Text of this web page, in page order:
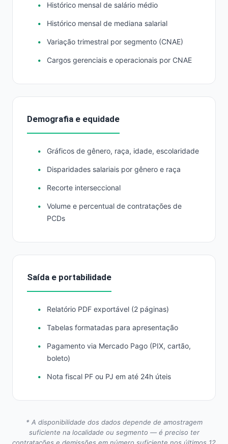
Histórico mensal de salário médio
Histórico mensal de mediana salarial
Variação trimestral por segmento (CNAE)
Cargos gerenciais e operacionais por CNAE
Demografia e equidade
Gráficos de gênero, raça, idade, escolaridade
Disparidades salariais por gênero e raça
Recorte interseccional
Volume e percentual de contratações de
PCDs
Saída e portabilidade
Relatório PDF exportável (2 páginas)
Tabelas formatadas para apresentação
Pagamento via Mercado Pago (PIX, cartão,
boleto)
Nota fiscal PF ou PJ em até 24h úteis
* A disponibilidade dos dados depende de amostragem
suficiente na localidade ou segmento — é preciso ter